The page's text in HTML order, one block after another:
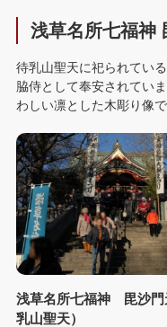
浅草名所七福神
待乳山聖天に祀られてい
脇侍として奉安されてい
わしい凛とした木彫り像で
浅草名所七福神 毘沙門
乳山聖天）